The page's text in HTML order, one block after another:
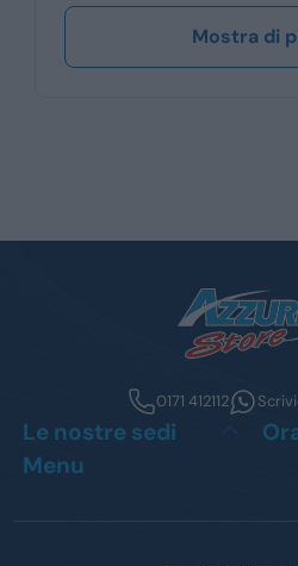
Mostra di
0171 412112
Le nostre sedi
Menu